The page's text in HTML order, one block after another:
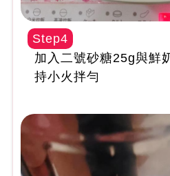
Step4
加入二號砂糖25g與鮮
持小火拌勻